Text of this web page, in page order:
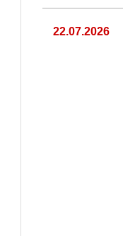
22.07.2026